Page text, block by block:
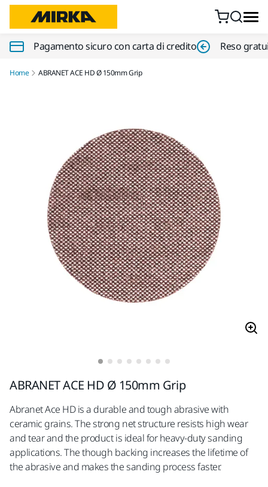
Pagamento sicuro con carta di credito Reso
Home ABRANET ACE HD Ø 150mm Grip
ABRANET ACE HD Ø 150mm Grip
Abranet Ace HD is a durable and tough abrasive with
ceramic grains. The strong net structure resists high wear
and tear and the product is ideal for heavy-duty sanding
applications. The though backing increases the lifetime of
the abrasive and makes the sanding process faster.